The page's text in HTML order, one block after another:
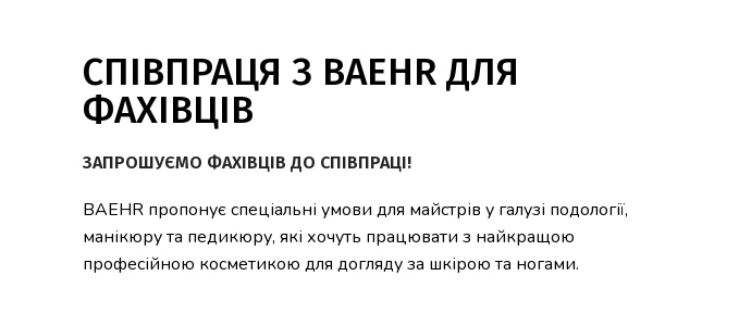
СПІВПРАЦЯ З BAEHR ДЛЯ
ФАХІВЦІВ
ЗАПРОШУЄМО ФАХІВЦІВ ДО СПІВПРАЦІ!
BAEHR пропонує спеціальні умови для майстрів у галузі подології,
манікюру та педикюру, які хочуть працювати з найкращою
професійною косметикою для догляду за шкірою та ногами.